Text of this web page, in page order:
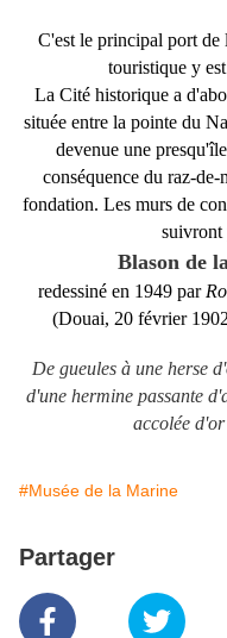
C'est le principal port de
touristique y
La Cité historique a
située entre la pointe du
devenue une
conséquence du raz-
fondation. Les murs de
suivront
Blason de
redessiné en 1949 par
(Douai, 20 février
De gueules à une herse
d'une hermine passante
accolée
#Musée de la Marine
Partager